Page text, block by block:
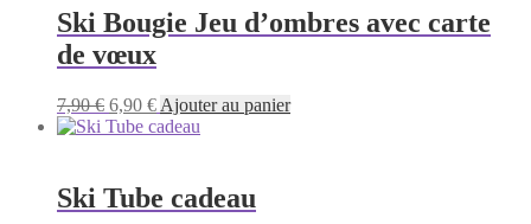
Ski Bougie Jeu d’ombres avec carte
de vœux
7,90€ Le
prix
7,90 €.
6,90 €Le
prix
6,90 €.
Ajouter au panier
Ski Tube cadeau